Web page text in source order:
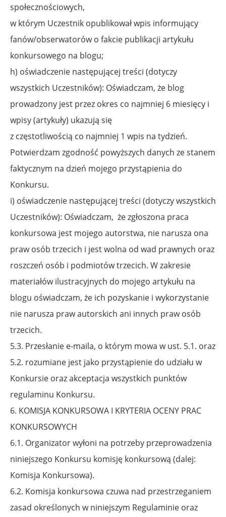
społecznościowych,
w którym Uczestnik opublikował wpis informujący
fanów/obserwatorów o fakcie publikacji artykułu
konkursowego na blogu;
h) oświadczenie następującej treści (dotyczy
wszystkich Uczestników): Oświadczam, że blog
prowadzony jest przez okres co najmniej 6 miesięcy i
wpisy (artykuły) ukazują się
z częstotliwością co najmniej 1 wpis na tydzień.
Potwierdzam zgodność powyższych danych ze stanem
faktycznym na dzień mojego przystąpienia do
Konkursu.
i) oświadczenie następującej treści (dotyczy wszystkich
Uczestników): Oświadczam, że zgłoszona praca
konkursowa jest mojego autorstwa, nie narusza ona
praw osób trzecich i jest wolna od wad prawnych oraz
roszczeń osób i podmiotów trzecich. W zakresie
materiałów ilustracyjnych do mojego artykułu na
blogu oświadczam, że ich pozyskanie i wykorzystanie
nie narusza praw autorskich ani innych praw osób
trzecich.
5.3. Przesłanie e-maila, o którym mowa w ust. 5.1. oraz
5.2. rozumiane jest jako przystąpienie do udziału w
Konkursie oraz akceptacja wszystkich punktów
regulaminu Konkursu.
6. KOMISJA KONKURSOWA I KRYTERIA OCENY PRAC
KONKURSOWYCH
6.1. Organizator wyłoni na potrzeby przeprowadzenia
niniejszego Konkursu komisję konkursową (dalej:
Komisja Konkursowa).
6.2. Komisja konkursowa czuwa nad przestrzeganiem
zasad określonych w niniejszym Regulaminie oraz